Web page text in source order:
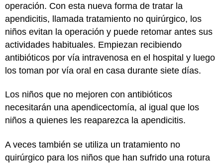
operación. Con esta nueva forma de tratar la
apendicitis, llamada tratamiento no quirúrgico, los
niños evitan la operación y puede retomar antes sus
actividades habituales. Empiezan recibiendo
antibióticos por vía intravenosa en el hospital y luego
los toman por vía oral en casa durante siete días.
Los niños que no mejoren con antibióticos
necesitarán una apendicectomía, al igual que los
niños a quienes les reaparezca la apendicitis.
A veces también se utiliza un tratamiento no
quirúrgico para los niños que han sufrido una rotura